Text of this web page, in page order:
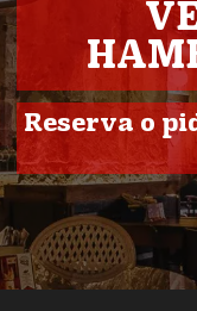
Reserva o